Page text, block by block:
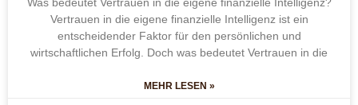
Vertrauen in die eigene finanzielle Intelligenz ist ein
entscheidender Faktor für den persönlichen und
wirtschaftlichen Erfolg. Doch was bedeutet Vertrauen in die
MEHR LESEN »